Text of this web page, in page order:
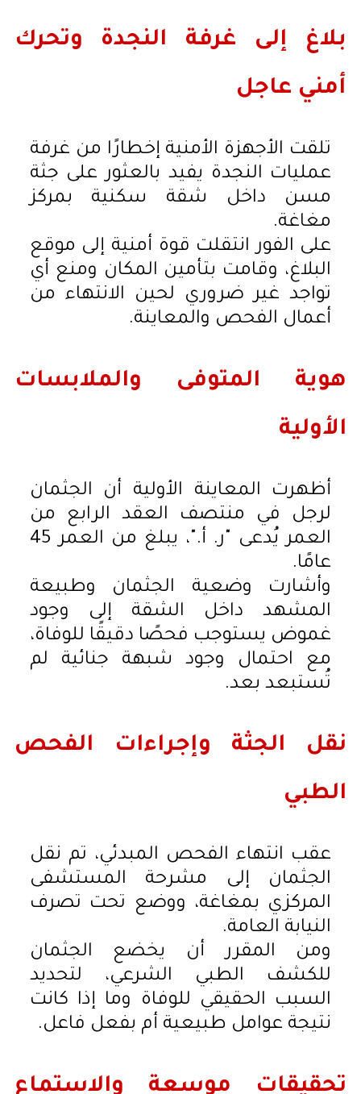
بلاغ إلى غرفة النجدة وتحرك
أمني عاجل
تلقت الأجهزة الأمنية إخطارًا من غرفة
عمليات النجدة يفيد بالعثور على جثة
مسن داخل شقة سكنية بمركز
مغاغة.
على الفور انتقلت قوة أمنية إلى موقع
البلاغ، وقامت بتأمين المكان ومنع أي
تواجد غير ضروري لحين الانتهاء من
أعمال الفحص والمعاينة.
هوية المتوفى والملابسات
الأولية
أظهرت المعاينة الأولية أن الجثمان
لرجل في منتصف العقد الرابع من
العمر يُدعى "ر. أ."، يبلغ من العمر 45
عامًا.
وأشارت وضعية الجثمان وطبيعة
المشهد داخل الشقة إلى وجود
غموض يستوجب فحصًا دقيقًا للوفاة،
مع احتمال وجود شبهة جنائية لم
تُستبعد بعد.
نقل الجثة وإجراءات الفحص
الطبي
عقب انتهاء الفحص المبدئي، تم نقل
الجثمان إلى مشرحة المستشفى
المركزي بمغاغة، ووضع تحت تصرف
النيابة العامة.
ومن المقرر أن يخضع الجثمان
للكشف الطبي الشرعي، لتحديد
السبب الحقيقي للوفاة وما إذا كانت
نتيجة عوامل طبيعية أم بفعل فاعل.
تحقيقات موسعة والاستماع